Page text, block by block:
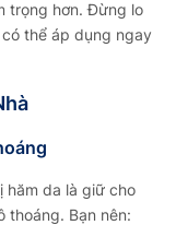
trọng hơn. Đừng lo
thể áp dụng ngay
hăm da là giữ cho
thoáng. Bạn nên: